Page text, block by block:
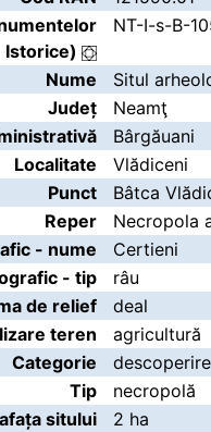
Istorice)
NT-I-s-B-
Nume
Situl
Județ
Neamţ
Bârgăuani
Localitate
Vlădiceni
Punct
Bâtca
Reper
Necropola
- nume
Certieni
- tip
râu
de relief
deal
teren
agricultură
Categorie
Tip
necropolă
sitului
2 ha